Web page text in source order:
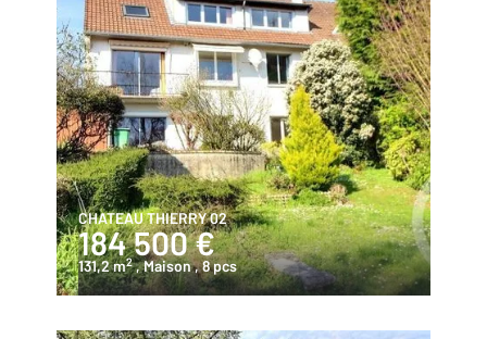
CHATEAU THIERRY 02
184 500 €
131,2 m2 , Maison, 8 pcs